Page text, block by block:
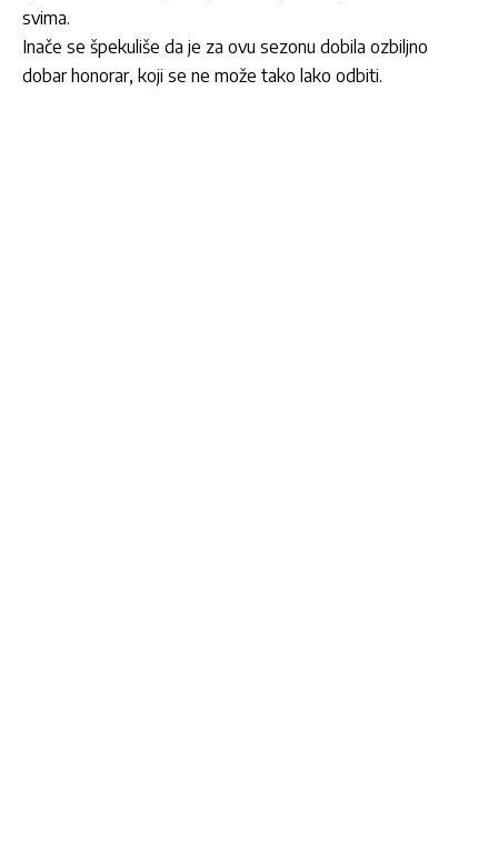
svima.
Inače se špekuliše da je za ovu sezonu dobila ozbiljno
dobar honorar, koji se ne može tako lako odbiti.